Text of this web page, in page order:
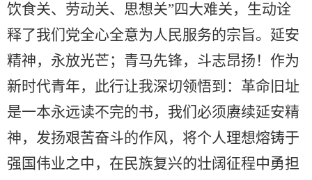
饮食关、劳动关、思想关”四大难关，生动诠
释了我们党全心全意为人民服务的宗旨。延安
精神，永放光芒；青马先锋，斗志昂扬！作为
新时代青年，此行让我深切领悟到：革命旧址
是一本永远读不完的书，我们必须赓续延安精
神，发扬艰苦奋斗的作风，将个人理想熔铸于
强国伟业之中，在民族复兴的壮阔征程中勇担